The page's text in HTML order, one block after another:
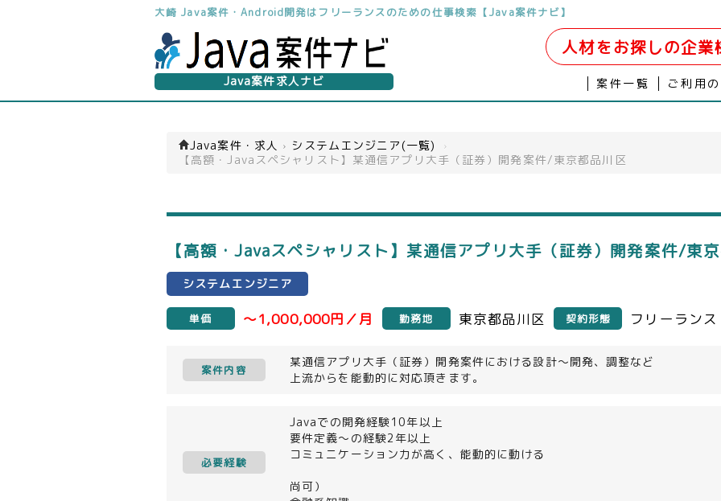
大崎 Java案件・Android開発はフリーランスのための仕事検索【Java案件ナビ】
Java案件求人ナビ
人材をお探しの企業
案件一覧 ご利用
Java案件・求人 › システムエンジニア(一覧)
›
【高額・Javaスペシャリスト】某通信アプリ大手（証券）開発案件/東京都品川区
【高額・Javaスペシャリスト】某通信アプリ大手（証券）開発案件/東
システムエンジニア
単価 ～1,000,000円／月 勤務地 東京都品川区 契約形態 フリーランス
案件内容
某通信アプリ大手（証券）開発案件における設計～開発、調整など
上流からを能動的に対応頂きます。
必要経験
Javaでの開発経験10年以上
要件定義～の経験2年以上
コミュニケーション力が高く、能動的に動ける
尚可）